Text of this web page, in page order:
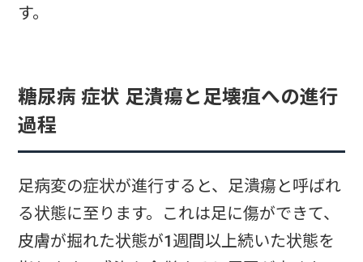
す。
糖尿病 症状 足潰瘍と足壊疽への進行
過程
足病変の症状が進行すると、足潰瘍と呼ばれ
る状態に至ります。これは足に傷ができて、
皮膚が掘れた状態が1週間以上続いた状態を